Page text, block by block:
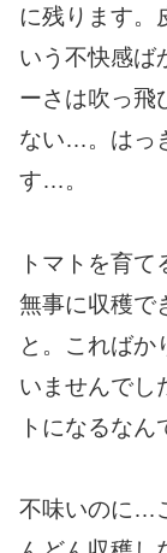
に残ります。
いう不快感ば
ーさは吹っ飛
ない…。はっ
す…。
トマトを育て
無事に収穫で
と。こればか
いませんでし
トになるなん
不味いのに…